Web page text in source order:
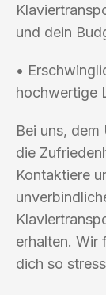
und dein
•
hochwertige
Bei uns,
die
Kontaktiere
erhalten. Wir
dich so